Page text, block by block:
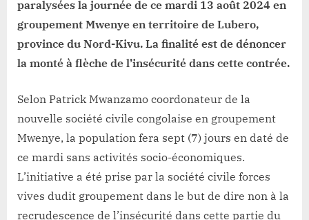
paralysées la journée de ce mardi 13 août 2024 en
groupement Mwenye en territoire de Lubero,
province du Nord-Kivu. La finalité est de dénoncer
la monté à flèche de l’insécurité dans cette contrée.
Selon Patrick Mwanzamo coordonateur de la
nouvelle société civile congolaise en groupement
Mwenye, la population fera sept (7) jours en daté de
ce mardi sans activités socio-économiques.
L’initiative a été prise par la société civile forces
vives dudit groupement dans le but de dire non à la
recrudescence de l’insécurité dans cette partie du